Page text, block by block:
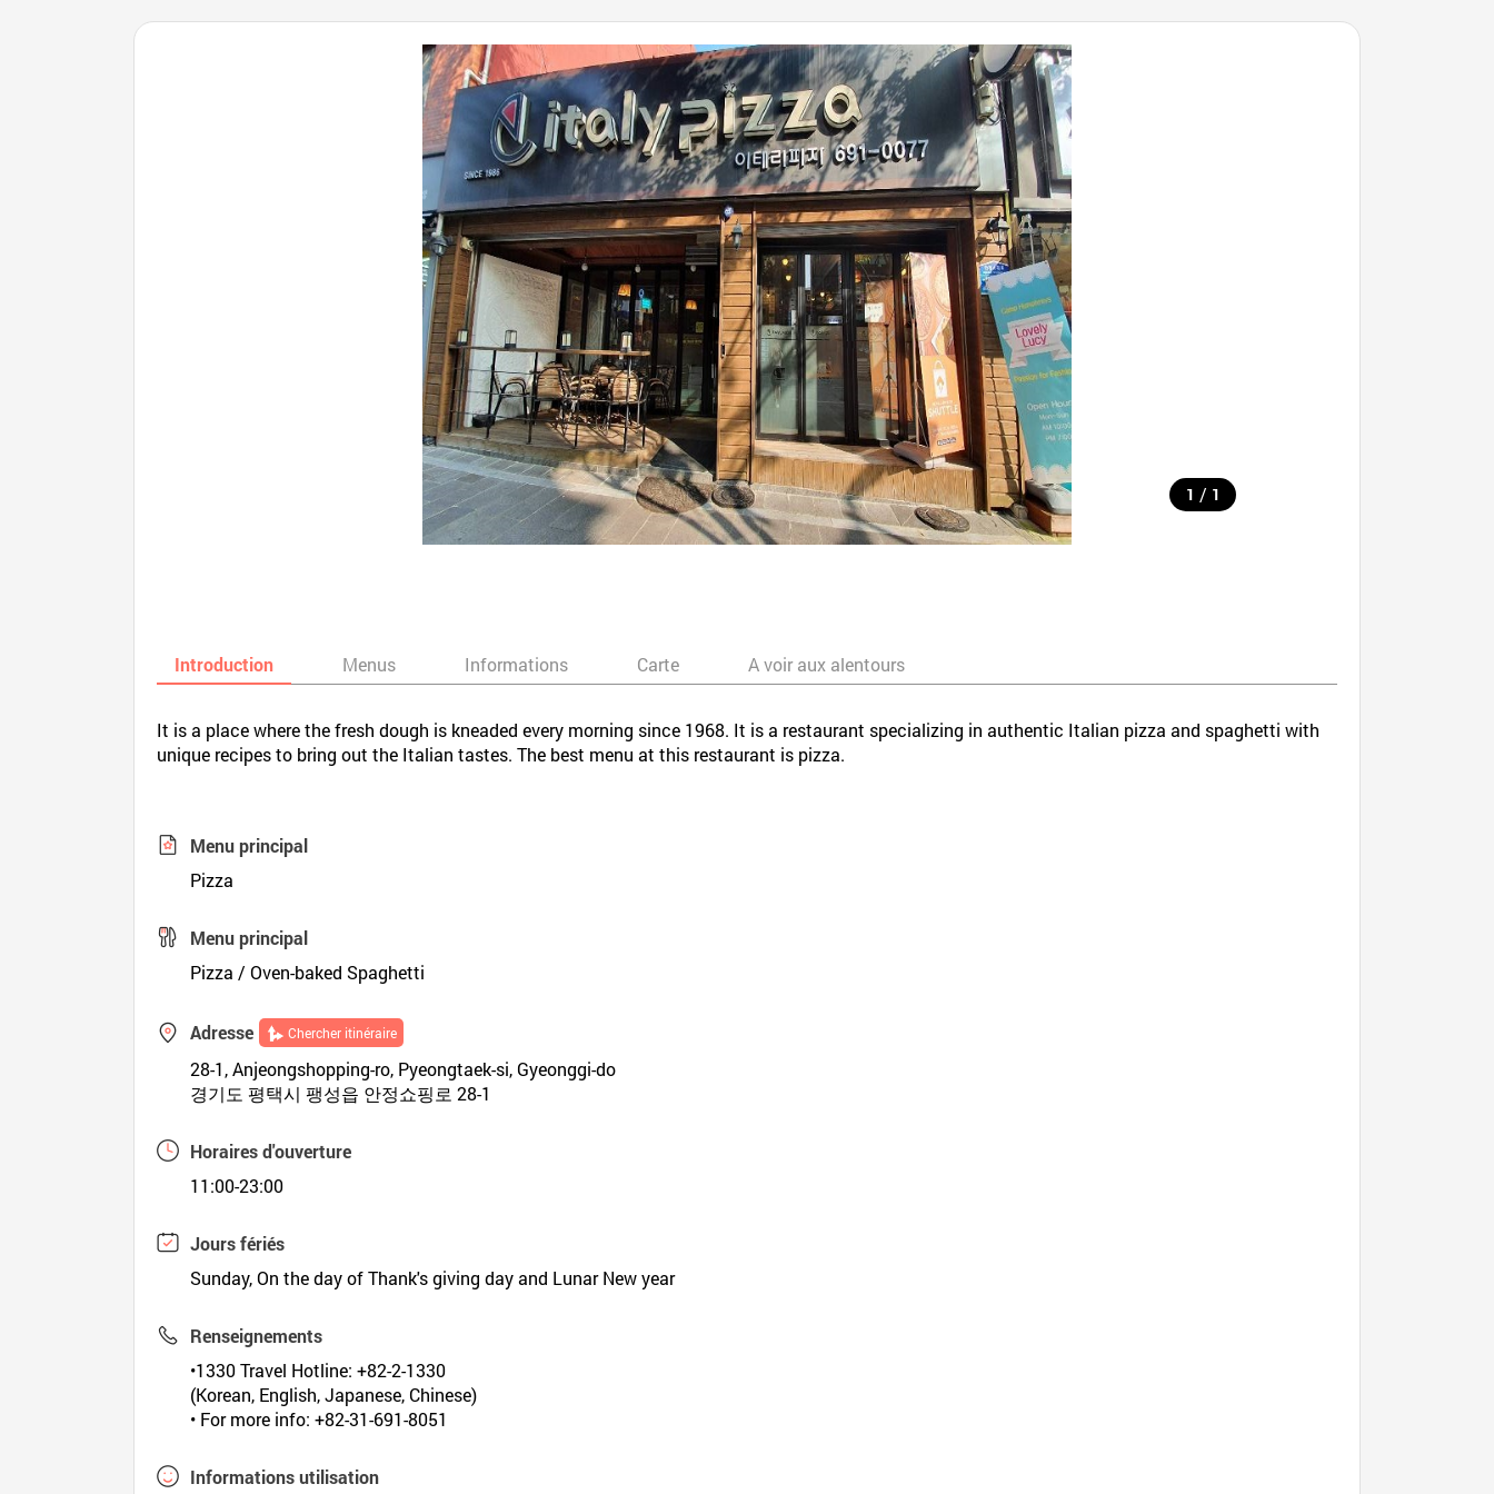
1 / 1
Introduction Menus Informations Carte A voir aux alentours
It is a place where the fresh dough is kneaded every morning since 1968. It is a restaurant specializing in authentic Italian pizza and spaghetti with
unique recipes to bring out the Italian tastes. The best menu at this restaurant is pizza.
Menu principal
Pizza
Menu principal
Pizza / Oven-baked Spaghetti
Adresse Chercher itinéraire
28-1, Anjeongshopping-ro, Pyeongtaek-si, Gyeonggi-do
경기도 평택시 팽성읍 안정쇼핑로 28-1
Horaires d'ouverture
11:00-23:00
Jours fériés
Sunday, On the day of Thank's giving day and Lunar New year
Renseignements
•1330 Travel Hotline: +82-2-1330
(Korean, English, Japanese, Chinese)
• For more info: +82-31-691-8051
Informations utilisation